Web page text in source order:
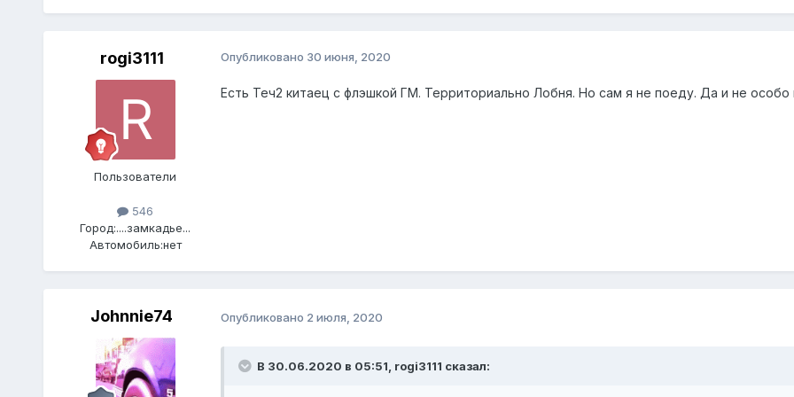
rogi3111
Пользователи
546
Город:....замкадье...
Автомобиль:нет
Опубликовано 30 июня, 2020
Есть Теч2 китаец с флэшкой ГМ. Территориально Лобня. Но сам я не поеду. Да и не
Johnnie74 Опубликовано 2 июля, 2020
В 30.06.2020 в 05:51, rogi3111 сказал: